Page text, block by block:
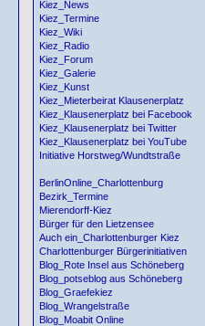
Kiez_News
Kiez_Termine
Kiez_Wiki
Kiez_Radio
Kiez_Forum
Kiez_Galerie
Kiez_Kunst
Kiez_Mieterbeirat Klausenerplatz
Kiez_Klausenerplatz bei Facebook
Kiez_Klausenerplatz bei Twitter
Kiez_Klausenerplatz bei YouTube
Initiative Horstweg/Wundtstraße
BerlinOnline_Charlottenburg
Bezirk_Termine
Mierendorff-Kiez
Bürger für den Lietzensee
Auch ein_Charlottenburger Kiez
Charlottenburger Bürgerinitiativen
Blog_Rote Insel aus Schöneberg
Blog_potseblog aus Schöneberg
Blog_Graefekiez
Blog_Wrangelstraße
Blog_Moabit Online